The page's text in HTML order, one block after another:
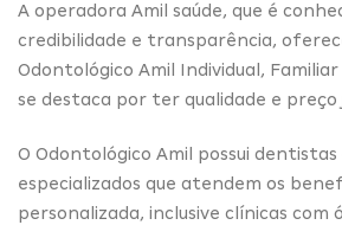
A operadora Amil saúde, que é
credibilidade e transparência,
Odontológico Amil Individual,
se destaca por ter qualidade e preço
O Odontológico Amil possui dentistas
especializados que atendem os
personalizada, inclusive clínicas com